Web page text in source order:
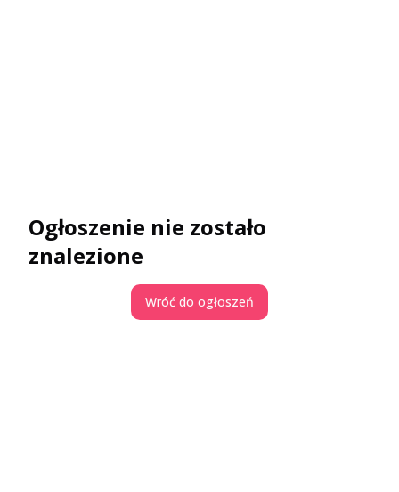
Ogłoszenie nie zostało
znalezione
Wróć do ogłoszeń